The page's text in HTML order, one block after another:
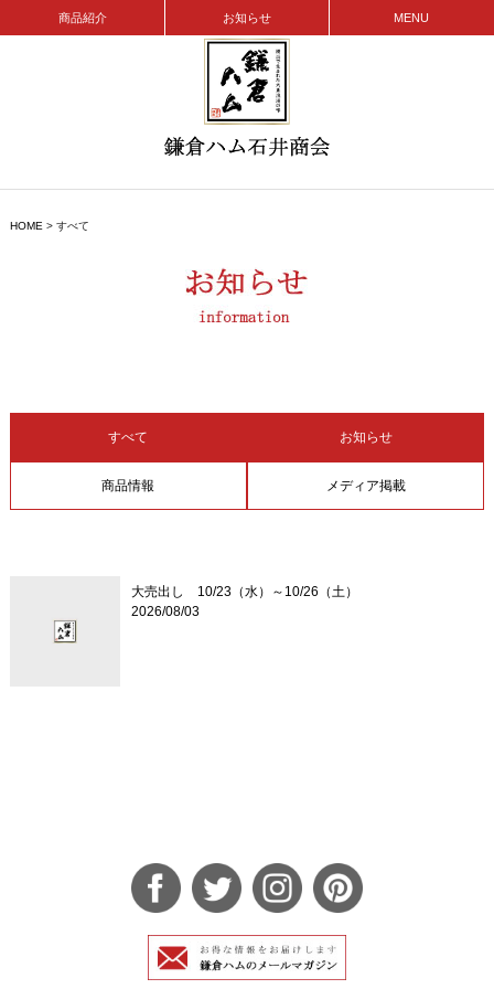
商品紹介 お知らせ MENU
HOME > すべて
すべて お知らせ
商品情報 メディア掲載
大売出し 10/23（水）～10/26（土）
2026/08/03